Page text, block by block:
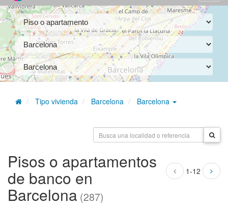
Tipo vivienda Barcelona Barcelona
1-12
Pisos o apartamentos
de banco en
Barcelona (287)